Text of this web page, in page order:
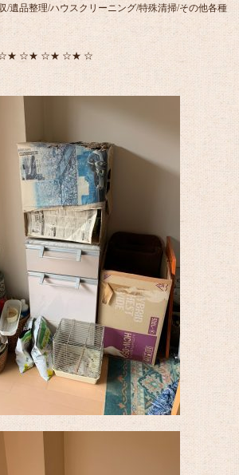
/遺品整理/ハウスクリーニング/特殊清掃/その他各種
☆★ ☆★ ☆★ ☆